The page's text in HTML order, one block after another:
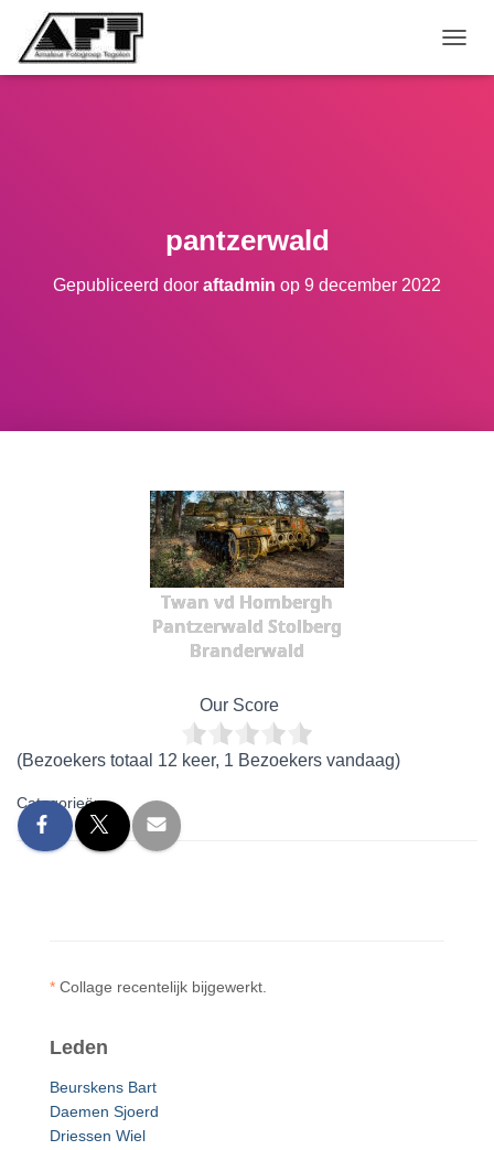
pantzerwald
Gepubliceerd door aftadmin op 9 december 2022
Twan vd Hombergh
Pantzerwald Stolberg
Branderwald
Our Score
(Bezoekers totaal 12 keer, 1 Bezoekers vandaag)
Categorieën:
* Collage recentelijk bijgewerkt.
Leden
Beurskens Bart
Daemen Sjoerd
Driessen Wiel